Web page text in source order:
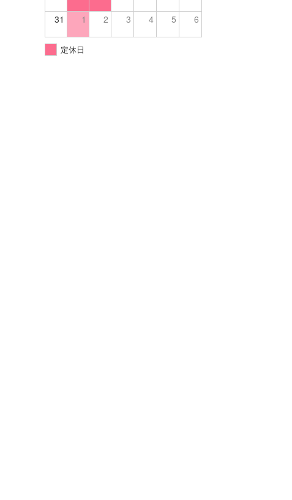
31 1 2 3 4 5 6
定休日